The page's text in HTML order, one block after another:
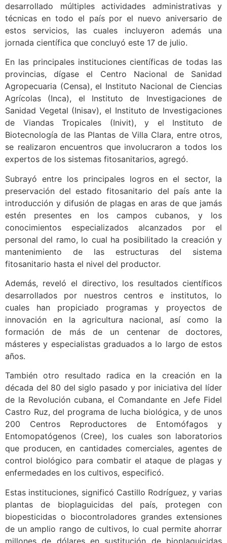
desarrollado múltiples actividades administrativas y
técnicas en todo el país por el nuevo aniversario de
estos servicios, las cuales incluyeron además una
jornada científica que concluyó este 17 de julio.
En las principales instituciones científicas de todas las
provincias, dígase el Centro Nacional de Sanidad
Agropecuaria (Censa), el Instituto Nacional de Ciencias
Agrícolas (Inca), el Instituto de Investigaciones de
Sanidad Vegetal (Inisav), el Instituto de Investigaciones
de Viandas Tropicales (Inivit), y el Instituto de
Biotecnología de las Plantas de Villa Clara, entre otros,
se realizaron encuentros que involucraron a todos los
expertos de los sistemas fitosanitarios, agregó.
Subrayó entre los principales logros en el sector, la
preservación del estado fitosanitario del país ante la
introducción y difusión de plagas en aras de que jamás
estén presentes en los campos cubanos, y los
conocimientos especializados alcanzados por el
personal del ramo, lo cual ha posibilitado la creación y
mantenimiento de las estructuras del sistema
fitosanitario hasta el nivel del productor.
Además, reveló el directivo, los resultados científicos
desarrollados por nuestros centros e institutos, lo
cuales han propiciado programas y proyectos de
innovación en la agricultura nacional, así como la
formación de más de un centenar de doctores,
másteres y especialistas graduados a lo largo de estos
años.
También otro resultado radica en la creación en la
década del 80 del siglo pasado y por iniciativa del líder
de la Revolución cubana, el Comandante en Jefe Fidel
Castro Ruz, del programa de lucha biológica, y de unos
200 Centros Reproductores de Entomófagos y
Entomopatógenos (Cree), los cuales son laboratorios
que producen, en cantidades comerciales, agentes de
control biológico para combatir el ataque de plagas y
enfermedades en los cultivos, especificó.
Estas instituciones, significó Castillo Rodríguez, y varias
plantas de bioplaguicidas del país, protegen con
biopesticidas o biocontroladores grandes extensiones
de un amplio rango de cultivos, lo cual permite ahorrar
millones de dólares en sustitución de bioplaguicidas